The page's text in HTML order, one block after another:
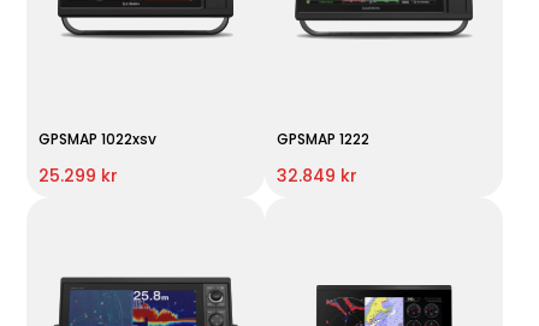
GPSMAP 1022xsv
25.299 kr
GPSMAP 1222
32.849 kr